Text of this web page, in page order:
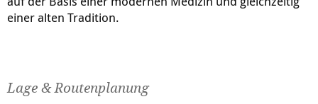
einer alten Tradition.
Lage & Routenplanung